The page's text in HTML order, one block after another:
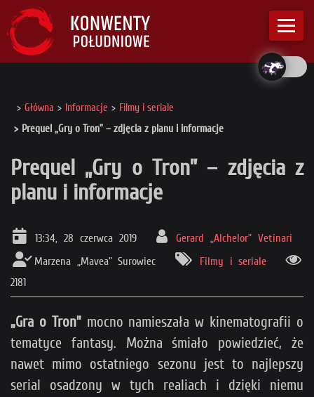
Główna Informacje
Filmy i seriale
Prequel „Gry o Tron” – zdjęcia z planu i informacje
Prequel „Gry o Tron” – zdjęcia z
planu i informacje
13:34, 28 czerwca 2019
Gerard „Alchelor” Vetinari
Marzena „Mavea” Surowiec
Filmy i seriale
2181
„Gra o Tron”mocno namieszała w kinematografii o
tematyce fantasy. Można śmiało powiedzieć, że
nawet mimo ostatniego sezonu jest to najlepszy
serial osadzony w tych realiach i dzięki niemu